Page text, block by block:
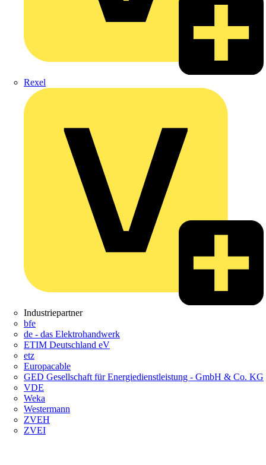
Rexel
Industriepartner
bfe
de - das Elektrohandwerk
ETIM Deutschland eV
etz
Europacable
GED Gesellschaft für Energiedienstleistung - GmbH & Co. KG
VDE
Weka
Westermann
ZVEH
ZVEI